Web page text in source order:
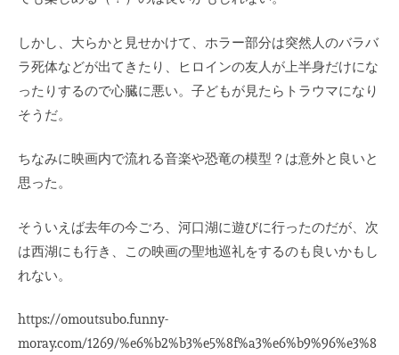
しかし、大らかと見せかけて、ホラー部分は突然人のバラバ
ラ死体などが出てきたり、ヒロインの友人が上半身だけにな
ったりするので心臓に悪い。子どもが見たらトラウマになり
そうだ。
ちなみに映画内で流れる音楽や恐竜の模型？は意外と良いと
思った。
そういえば去年の今ごろ、河口湖に遊びに行ったのだが、次
は西湖にも行き、この映画の聖地巡礼をするのも良いかもし
れない。
https://omoutsubo.funny-
moray.com/1269/%e6%b2%b3%e5%8f%a3%e6%b9%96%e3%8